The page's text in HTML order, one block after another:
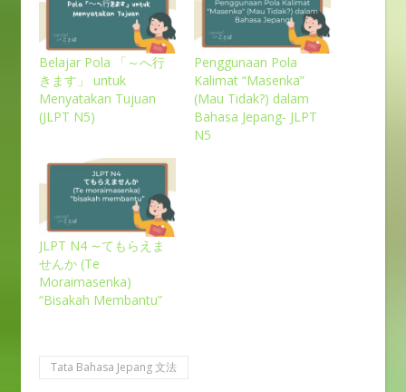
Belajar Pola 「～へ行
きます」 untuk
Menyatakan Tujuan
(JLPT N5)
Penggunaan Pola
Kalimat “Masenka”
(Mau Tidak?) dalam
Bahasa Jepang- JLPT
N5
JLPT N4 ∼てもらえま
せんか (Te
Moraimasenka)
“Bisakah Membantu”
Tata Bahasa Jepang 文法